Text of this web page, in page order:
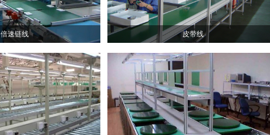
倍速链线 皮带线